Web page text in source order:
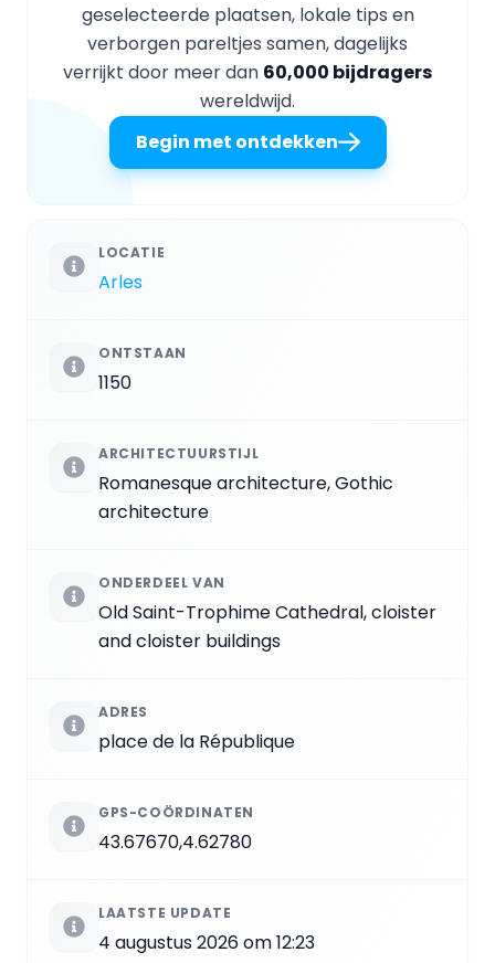
geselecteerde plaatsen, lokale tips en
verborgen pareltjes samen, dagelijks
verrijkt door meer dan 60,000 bijdragers
wereldwijd.
Begin met ontdekken
LOCATIE
Arles
ONTSTAAN
1150
ARCHITECTUURSTIJL
Romanesque architecture, Gothic
architecture
ONDERDEEL VAN
Old Saint-Trophime Cathedral, cloister
and cloister buildings
ADRES
place de la République
GPS-COÖRDINATEN
43.67670,4.62780
LAATSTE UPDATE
4 augustus 2026 om 12:23